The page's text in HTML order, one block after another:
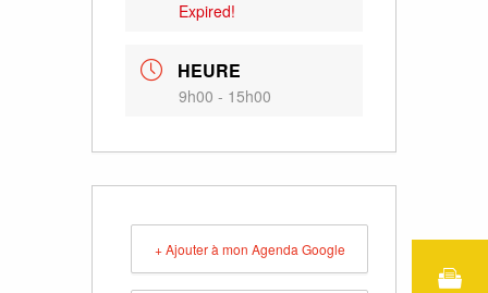
Expired!
HEURE
9h00 - 15h00
+ Ajouter à mon Agenda Google